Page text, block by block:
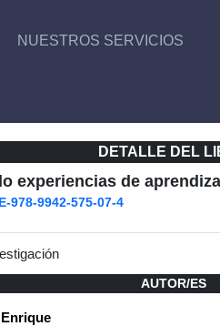
NUESTROS SERVICIOS
DETALLE DEL
experiencias de
978-9942-575-07-4
AUTOR/ES